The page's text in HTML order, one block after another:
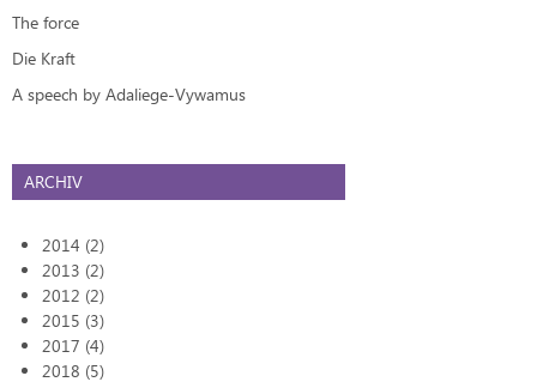
The force
Die Kraft
A speech by Adaliege-Vywamus
ARCHIV
2014 (2)
2013 (2)
2012 (2)
2015 (3)
2017 (4)
2018 (5)